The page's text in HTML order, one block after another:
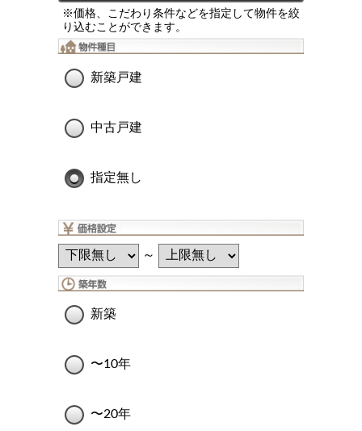
※価格、こだわり条件などを指定して物件を絞
り込むことができます。
新築戸建
中古戸建
指定無し
～
新築
〜10年
〜20年